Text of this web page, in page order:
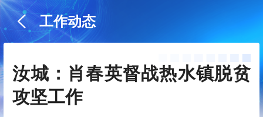
工作动态
汝城：肖春英督战热水镇脱贫
攻坚工作